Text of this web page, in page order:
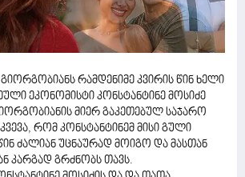
რამდენიმე კვირის წინ ხელი
ეკონომისტი კონსტანტინე მოსიძე
მიერ გაკეთებულ საჯარო
რომ კონსტანტინემ მისი გული
ძალიან უცნაურად მოიგო და მასთან
კარგად გრძნობს თავს.